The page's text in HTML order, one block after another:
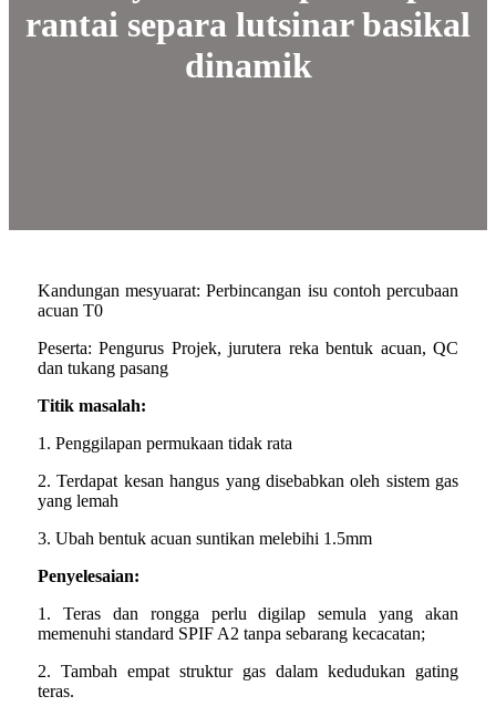
rantai separa lutsinar basikal
dinamik
Kandungan mesyuarat: Perbincangan isu contoh percubaan
acuan T0
Peserta: Pengurus Projek, jurutera reka bentuk acuan, QC
dan tukang pasang
Titik masalah:
1. Penggilapan permukaan tidak rata
2. Terdapat kesan hangus yang disebabkan oleh sistem gas
yang lemah
3. Ubah bentuk acuan suntikan melebihi 1.5mm
Penyelesaian:
1. Teras dan rongga perlu digilap semula yang akan
memenuhi standard SPIF A2 tanpa sebarang kecacatan;
2. Tambah empat struktur gas dalam kedudukan gating
teras.